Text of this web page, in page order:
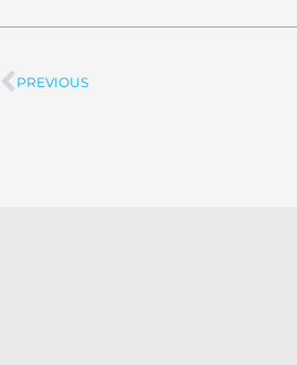
Prev
PREVIOUS